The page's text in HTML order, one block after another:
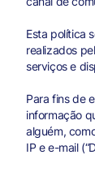
Esta política
realizados
serviços e
Para fins de
informação
alguém,
IP e e-mail